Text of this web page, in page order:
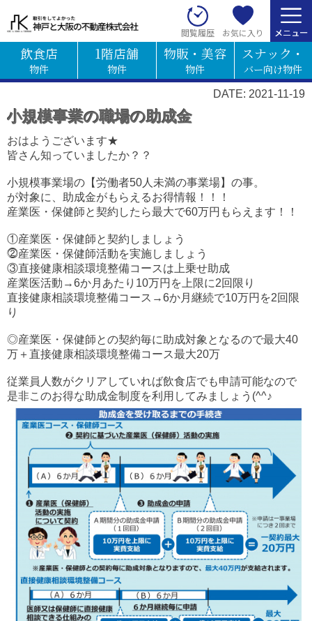
閲覧履歴 お気に入り
飲食店
物件
1階店舗
物件
物販・美容
物件
スナック・
バー向け物件
DATE: 2021-11-19
小規模事業の職場の助成金
おはようございます★
皆さん知っていましたか？？
小規模事業場の【労働者50人未満の事業場】の事。
が対象に、助成金がもらえるお得情報！！！
産業医・保健師と契約したら最大で60万円もらえます！！
①産業医・保健師と契約しましょう
⓶産業医・保健師活動を実施しましょう
③直接健康相談環境整備コースは上乗せ助成
産業医活動→6か月あたり10万円を上限に2回限り
直接健康相談環境整備コース→6か月継続で10万円を2回限
り
◎産業医・保健師との契約毎に助成対象となるので最大40
万＋直接健康相談環境整備コース最大20万
従業員人数がクリアしていれば飲食店でも申請可能なので
是非このお得な助成金制度を利用してみましょう(^^♪